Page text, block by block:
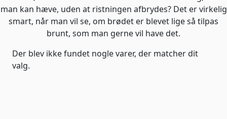
man kan hæve, uden at ristningen afbrydes? Det er virkelig
smart, når man vil se, om brødet er blevet lige så tilpas
brunt, som man gerne vil have det.
Der blev ikke fundet nogle varer, der matcher dit
valg.